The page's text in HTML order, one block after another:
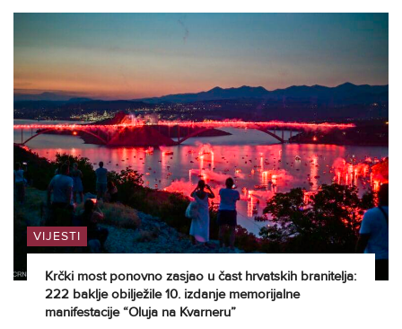
VIJESTI
Krčki most ponovno zasjao u čast hrvatskih branitelja:
222 baklje obilježile 10. izdanje memorijalne
manifestacije “Oluja na Kvarneru”